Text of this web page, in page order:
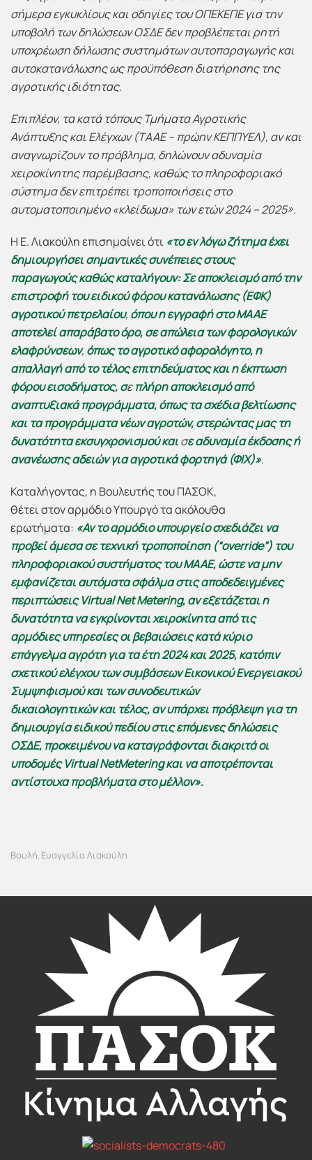
σήμερα εγκυκλίους και οδηγίες του ΟΠΕΚΕΠΕ για την
υποβολή των δηλώσεων ΟΣΔΕ δεν προβλέπεται ρητή
υποχρέωση δήλωσης συστημάτωναυτοπαραγωγήςκαι
αυτοκατανάλωσης ως προϋπόθεση διατήρησης της
αγροτικής ιδιότητας.
Επιπλέον, τα κατά τόπους Τμήματα Αγροτικής
Ανάπτυξης και Ελέγχων (ΤΑΑΕ – πρώην ΚΕΠΠΥΕΛ), αν και
αναγνωρίζουν το πρόβλημα, δηλώνουν αδυναμία
χειροκίνητης παρέμβασης, καθώς το πληροφοριακό
σύστημα δεν επιτρέπει τροποποιήσεις στο
αυτοματοποιημένο «κλείδωμα» των ετών 2024 – 2025».
H E. Λιακούλη επισημαίνει ότι «τοεν λόγω ζήτημα έχει
δημιουργήσει σημαντικές συνέπειες στους
παραγωγούς καθώς καταλήγουν:Σε αποκλεισμόαπό την
επιστροφή του ειδικού φόρου κατανάλωσης (ΕΦΚ)
αγροτικού πετρελαίου, όπου η εγγραφή στο ΜΑΑΕ
αποτελεί απαράβατο όρο, σεαπώλεια των φορολογικών
ελαφρύνσεων, όπως το αγροτικό αφορολόγητο, η
απαλλαγή από το τέλος επιτηδεύματος και η έκπτωση
φόρου εισοδήματος,σε πλήρη αποκλεισμό από
αναπτυξιακά προγράμματα, όπως τα σχέδια βελτίωσης
και τα προγράμματα νέων αγροτών, στερώντας μας τη
δυνατότητα εκσυγχρονισμού καισε αδυναμία έκδοσης ή
ανανέωσης αδειών για αγροτικά φορτηγά (ΦΙΧ)».
Καταλήγοντας, η Βουλευτής του ΠΑΣΟΚ,
θέτει στον αρμόδιο Υπουργό τα ακόλουθα
ερωτήματα: «Αν το αρμόδιο υπουργείοσχεδιάζει να
προβεί άμεσα σε τεχνική τροποποίηση (“override”) του
πληροφοριακού συστήματος του ΜΑΑΕ, ώστε να μην
εμφανίζεται αυτόματα σφάλμα στις αποδεδειγμένες
περιπτώσειςVirtual Net Metering, αν εξετάζεται η
δυνατότητα να εγκρίνονται χειροκίνητα από τις
αρμόδιες υπηρεσίες οι βεβαιώσεις κατά κύριο
επάγγελμα αγρότη για τα έτη 2024 και 2025, κατόπιν
σχετικού ελέγχου των συμβάσεων Εικονικού Ενεργειακού
Συμψηφισμού και των συνοδευτικών
δικαιολογητικώνκαι τέλος, αν υπάρχει πρόβλεψη για τη
δημιουργία ειδικού πεδίου στις επόμενες δηλώσεις
ΟΣΔΕ, προκειμένου να καταγράφονται διακριτά οι
υποδομέςVirtual NetMeteringκαι να αποτρέπονται
αντίστοιχα προβλήματα στο μέλλον».
Βουλή, Ευαγγελία Λιακούλη